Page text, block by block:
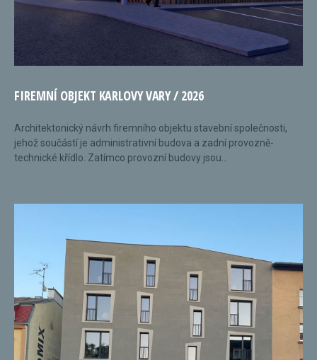
FIREMNÍ OBJEKT KARLOVY VARY / 2026
Architektonický návrh firemního objektu stavební společnosti,
jehož součástí je administrativní budova a zadní provozně-
technické křídlo. Zatímco provozní budovy jsou...